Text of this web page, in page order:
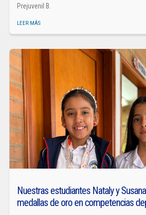
Prejuvenil B.
LEER MÁS
Nuestras estudiantes Nataly y
medallas de oro en competencias